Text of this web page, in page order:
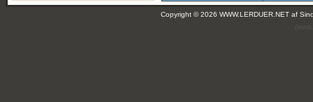
Copyright © 2026 WWW.LERDUER.NET af